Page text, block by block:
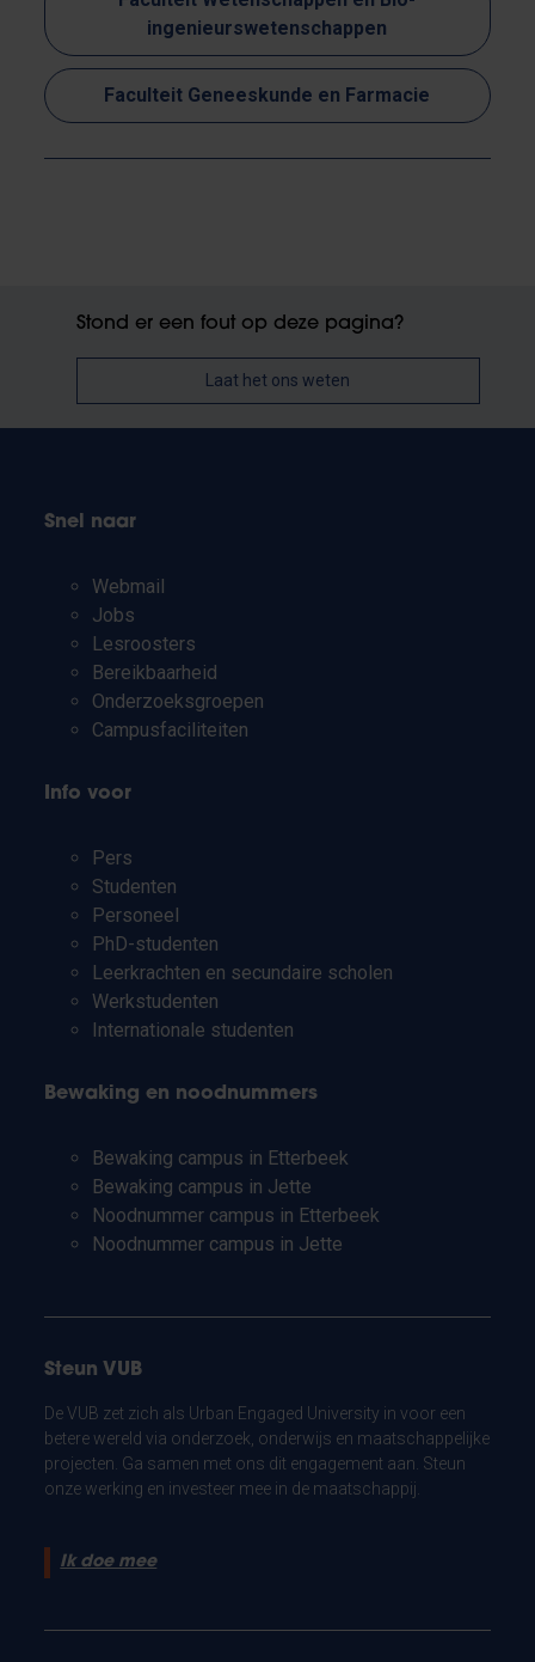
ingenieurswetenschappen
Faculteit Geneeskunde en Farmacie
Stond er een fout op deze pagina?
Laat het ons weten
Snel naar
Webmail
Jobs
Lesroosters
Bereikbaarheid
Onderzoeksgroepen
Campusfaciliteiten
Info voor
Pers
Studenten
Personeel
PhD-studenten
Leerkrachten en secundaire scholen
Werkstudenten
Internationale studenten
Bewaking en noodnummers
Bewaking campus in Etterbeek
Bewaking campus in Jette
Noodnummer campus in Etterbeek
Noodnummer campus in Jette
Steun VUB
De VUB zet zich als Urban Engaged University in voor een
betere wereld via onderzoek, onderwijs en maatschappelijke
projecten. Ga samen met ons dit engagement aan. Steun
onze werking en investeer mee in de maatschappij.
Ik doe mee